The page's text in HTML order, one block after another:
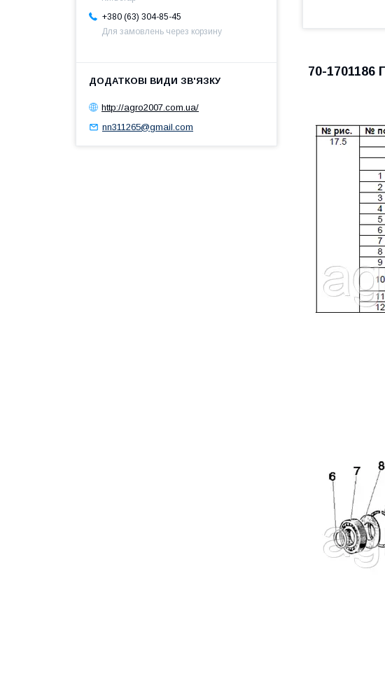
70-1701186
+380 (63) 304-85-45
Для замовлень через корзину
http://agro2007.com.ua/
nn311265@gmail.com